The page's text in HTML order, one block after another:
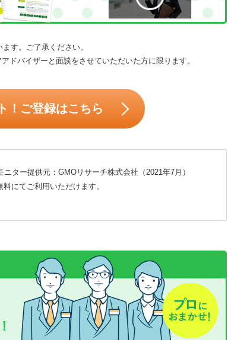
す。ご了承ください。
ドバイザーと面談をさせていただいた方に限ります。
！ご登録はこちら
ター提供元：GMOリサーチ株式会社（2021年7月）
にてご利用いただけます。